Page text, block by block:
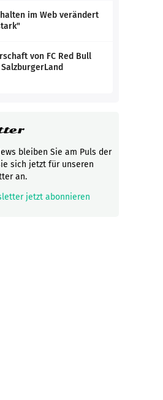
im Web verändert
von FC Red Bull
bleiben Sie am Puls der
sich jetzt für unseren
an.
jetzt abonnieren